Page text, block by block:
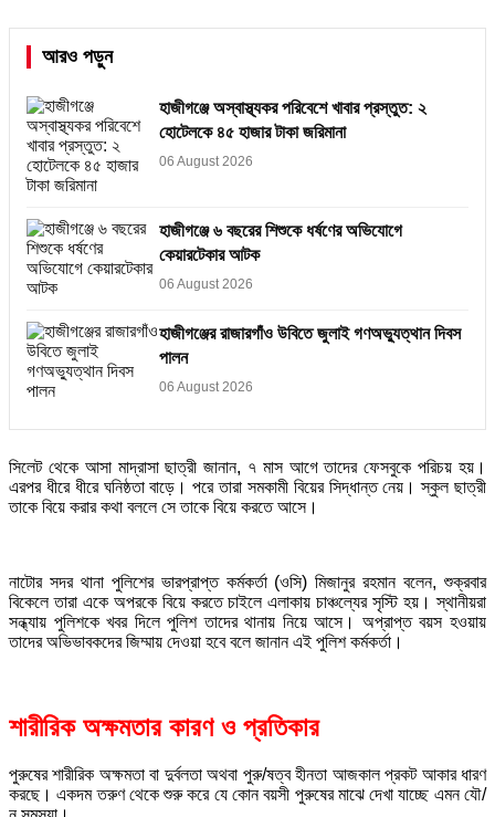
আরও পড়ুন
হাজীগঞ্জে অস্বাস্থ্যকর পরিবেশে খাবার প্রস্তুত: ২
হোটেলকে ৪৫ হাজার টাকা জরিমানা
06 August 2026
হাজীগঞ্জে ৬ বছরের শিশুকে ধর্ষণের অভিযোগে
কেয়ারটেকার আটক
06 August 2026
হাজীগঞ্জের রাজারগাঁও উবিতে জুলাই গণঅভ্যুত্থান দিবস
পালন
06 August 2026
সিলেট থেকে আসা মাদ্রাসা ছাত্রী জানান, ৭ মাস আগে তাদের ফেসবুকে পরিচয় হয়।
এরপর ধীরে ধীরে ঘনিষ্ঠতা বাড়ে। পরে তারা সমকামী বিয়ের সিদ্ধান্ত নেয়। স্কুল ছাত্রী
তাকে বিয়ে করার কথা বললে সে তাকে বিয়ে করতে আসে।
নাটোর সদর থানা পুলিশের ভারপ্রাপ্ত কর্মকর্তা (ওসি) মিজানুর রহমান বলেন, শুক্রবার
বিকেলে তারা একে অপরকে বিয়ে করতে চাইলে এলাকায় চাঞ্চল্যের সৃস্টি হয়। স্থানীয়রা
সন্ধ্যায় পুলিশকে খবর দিলে পুলিশ তাদের থানায় নিয়ে আসে। অপ্রাপ্ত বয়স হওয়ায়
তাদের অভিভাবকদের জিম্মায় দেওয়া হবে বলে জানান এই পুলিশ কর্মকর্তা।
শারীরিক অক্ষমতার কারণ ও প্রতিকার
পুরুষের শারীরিক অক্ষমতা বা দুর্বলতা অথবা পুরু/ষত্ব হীনতা আজকাল প্রকট আকার ধারণ
করছে। একদম তরুণ থেকে শুরু করে যে কোন বয়সী পুরুষের মাঝে দেখা যাচ্ছে এমন যৌ/